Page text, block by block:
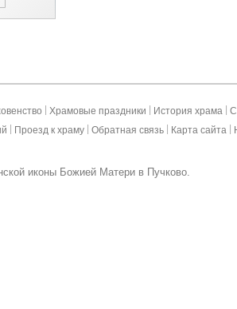
Храмовые праздники История храма
Проезд к храму Обратная связь Карта сайта
иконы Божией Матери в Пучково.